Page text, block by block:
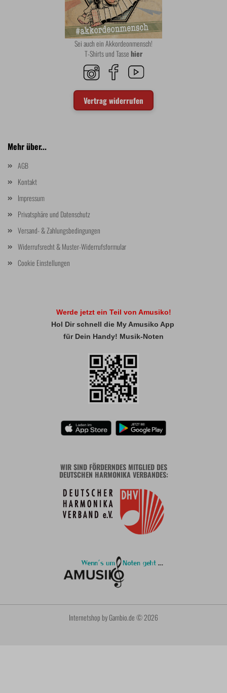
Sei auch ein Akkordeonmensch!
T-Shirts und Tassehier
Vertrag widerrufen
Mehr über...
AGB
Kontakt
Impressum
Privatsphäre und Datenschutz
Versand- & Zahlungsbedingungen
Widerrufsrecht & Muster-Widerrufsformular
Cookie Einstellungen
Werde jetzt ein Teil von Amusiko!
Hol Dir schnell die My Amusiko App
für Dein Handy! Musik-Noten
WIR SIND FÖRDERNDES MITGLIED DES
DEUTSCHEN HARMONIKA VERBANDES:
Internetshop by Gambio.de © 2026